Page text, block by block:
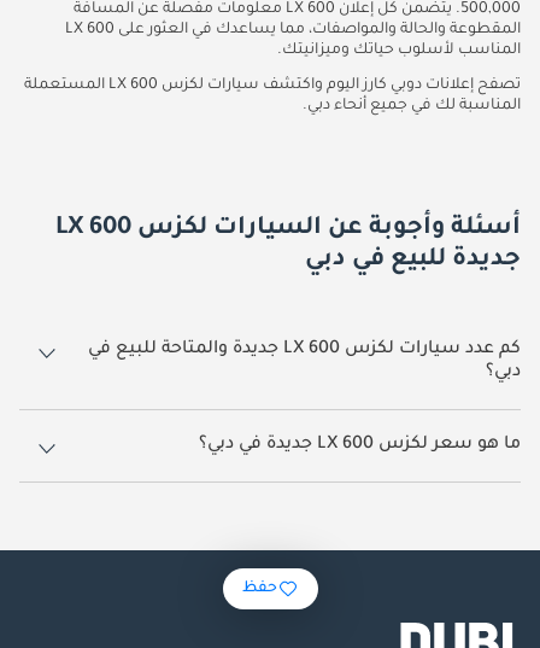
500,000. يتضمن كل إعلان LX 600 معلومات مفصلة عن المسافة
المقطوعة والحالة والمواصفات، مما يساعدك في العثور على LX 600
المناسب لأسلوب حياتك وميزانيتك.
تصفح إعلانات دوبي كارز اليوم واكتشف سيارات لكزس LX 600 المستعملة
المناسبة لك في جميع أنحاء دبي.
أسئلة وأجوبة عن السيارات لكزس LX 600
جديدة للبيع في دبي
كم عدد سيارات لكزس LX 600 جديدة والمتاحة للبيع في
دبي؟
259 سيارة لكزس LX 600 جديدة متوفرة للبيع في دبي.
ما هو سعر لكزس LX 600 جديدة في دبي؟
يبدأ سعر سيارة لكزس LX 600 جديدة في دبي 500,000.
حفظ